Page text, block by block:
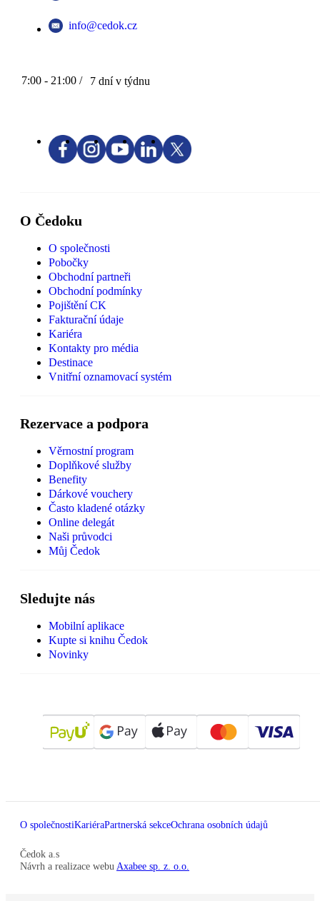
info@cedok.cz
7:00 - 21:00 / 7 dní v týdnu
O Čedoku
O společnosti
Pobočky
Obchodní partneři
Obchodní podmínky
Pojištění CK
Fakturační údaje
Kariéra
Kontakty pro média
Destinace
Vnitřní oznamovací systém
Rezervace a podpora
Věrnostní program
Doplňkové služby
Benefity
Dárkové vouchery
Často kladené otázky
Online delegát
Naši průvodci
Můj Čedok
Sledujte nás
Mobilní aplikace
Kupte si knihu Čedok
Novinky
O společnostiKariéraPartnerská sekceOchrana osobních údajů
Čedok a.s
Návrh a realizace webu Axabee sp. z. o.o.